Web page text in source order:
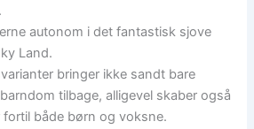
autonom i det fantastisk sjove
Land.
bringer ikke sandt bare
tilbage, alligevel skaber også
fortil både børn og voksne.